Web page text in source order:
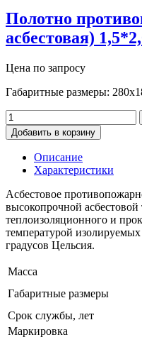
Полотно
асбестовая)
Цена по запросу
Габаритные размеры:
Добавить в корзину
Описание
Характеристики
Асбестовое
высокопрочной
теплоизоляционного и
температурой
градусов Цельсия.
Масса
Габаритные размеры
Срок службы, лет
Маркировка